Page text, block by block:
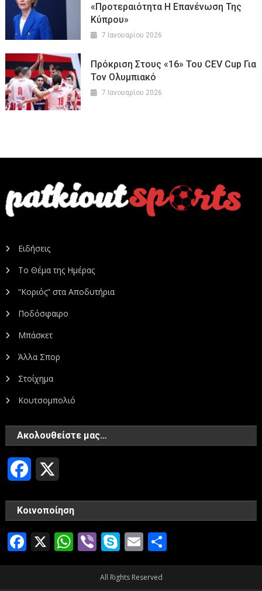
«Προτεραιότητα Η Επανένωση Της
Κύπρου»
7 Ιανουαρίου 2026
Πρόκριση Στους «16» Του CEV Cup Για
Τον Ολυμπιακό
7 Ιανουαρίου 2026
Ειδήσεις
Το Θέμα της Ημέρας
“Κοριός” στα Αποδυτήρια
Ποδόσφαιρο
Μπάσκετ
Άλλα Σπορ
Στοίχημα
Κουτσομπολιό
Ακολουθείστε μας…
Facebook
Κοινοποίηση
Facebook
X WhatsApp
ViberSkype
Email
All Rights Reserved